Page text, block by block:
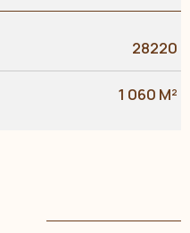
28220
1 060 M²